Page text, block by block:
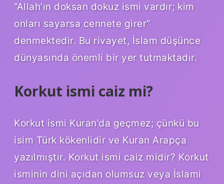
“Allah’ın doksan dokuz ismi vardır; kim
onları sayarsa cennete girer”
denmektedir. Bu rivayet, İslam düşünce
dünyasında önemli bir yer tutmaktadır.
Korkut ismi caiz mi?
Korkut ismi Kuran’da geçmez; çünkü bu
isim Türk kökenlidir ve Kuran Arapça
yazılmıştır. Korkut ismi caiz midir? Korkut
isminin dini açıdan olumsuz veya İslami